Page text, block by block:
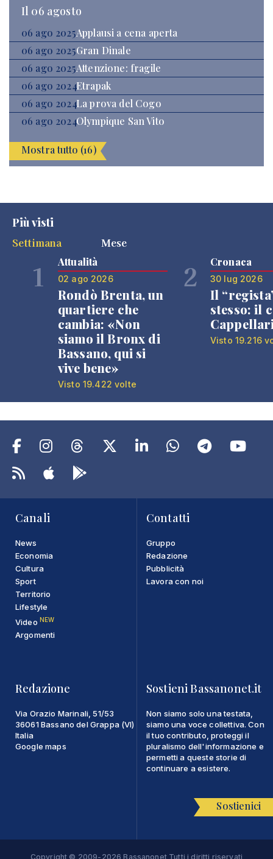
Il 06 agosto
06 ago 2025Applausi a cena aperta
06 ago 2025Gran Dinale
06 ago 2025Attenzione: fragile
06 ago 2024Etrapak
06 ago 2024La prova del Cogo
06 ago 2024Olympique San Vito
Mostra tutto (16)
Più visti
Settimana
Mese
1 Attualità
02 ago 2026
Rondò Brenta, un
quartiere che
cambia: «Non
siamo il Bronx di
Bassano, qui si
vive bene»
Visto 19.422 volte
2 Cronaca
30 lug 2026
Il
stesso: il
Visto 19.216
Canali
News
Economia
Cultura
Sport
Territorio
Lifestyle
Video NEW
Argomenti
Contatti
Gruppo
Redazione
Pubblicità
Lavora con noi
Redazione
Via Orazio Marinali, 51/53
36061 Bassano del Grappa (VI)
Italia
Google maps
Sostieni Bassanonet.it
Non siamo solo una testata,
siamo una voce collettiva. Con
il tuo contributo, proteggi il
pluralismo dell'informazione e
permetti a queste storie di
continuare a esistere.
Sostienici
Copyright © 2009-2026 Bassanonet Tutti i diritti riservati